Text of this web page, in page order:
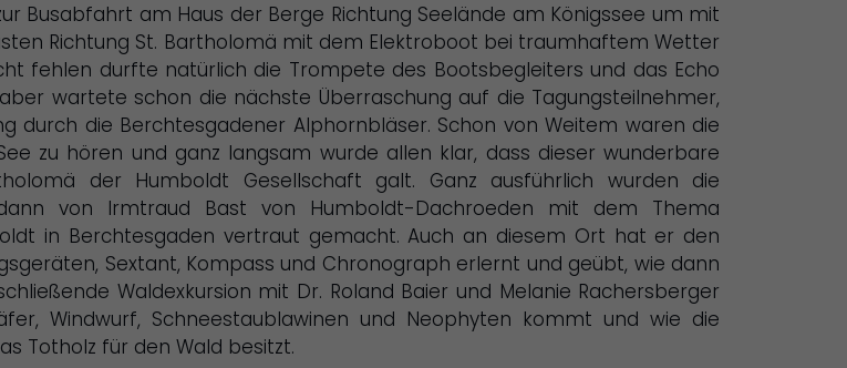
Busabfahrt am Haus der Berge Richtung Seelände am Königssee um mit
Richtung St. Bartholomä mit dem Elektroboot bei traumhaftem Wetter
fehlen durfte natürlich die Trompete des Bootsbegleiters und das Echo
wartete schon die nächste Überraschung auf die Tagungsteilnehmer,
durch die Berchtesgadener Alphornbläser. Schon von Weitem waren die
zu hören und ganz langsam wurde allen klar, dass dieser wunderbare
der Humboldt Gesellschaft galt. Ganz ausführlich wurden die
von Irmtraud Bast von Humboldt-Dachroeden mit dem Thema
in Berchtesgaden vertraut gemacht. Auch an diesem Ort hat er den
Sextant, Kompass und Chronograph erlernt und geübt, wie dann
Waldexkursion mit Dr. Roland Baier und Melanie Rachersberger
Windwurf, Schneestaublawinen und Neophyten kommt und wie die
Totholz für den Wald besitzt.